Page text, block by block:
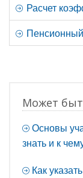
Расчет
Может
Основы
знать и к
Как